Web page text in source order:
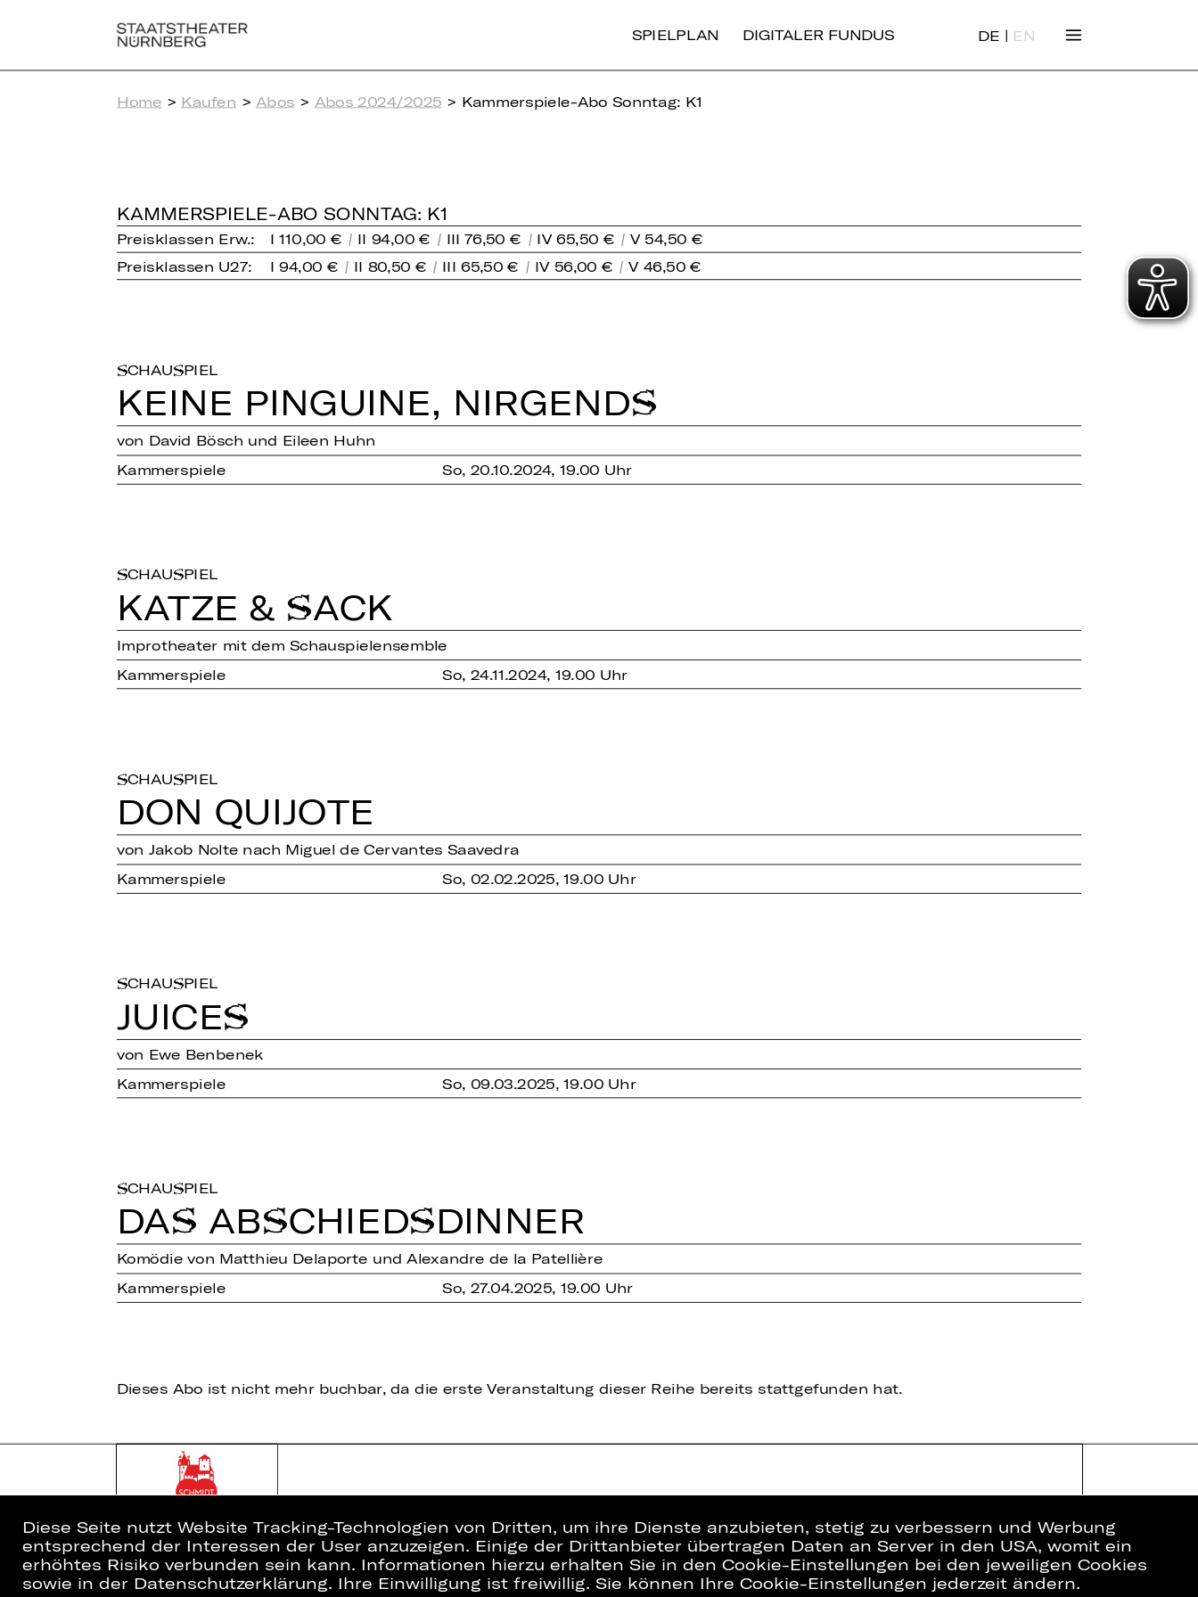
SPIELPLAN DIGITALER FUNDUS DE | EN
Home > Kaufen > Abos > Abos 2024/2025 > Kammerspiele-Abo Sonntag: K1
KAMMERSPIELE-ABO SONNTAG: K1
Preisklassen Erw.: I 110,00 € II 94,00 € III 76,50 € IV 65,50 € V 54,50 €
Preisklassen U27: I 94,00 € II 80,50 € III 65,50 € IV 56,00 € V 46,50 €
SCHAUSPIEL
KEINE PIN­GUI­NE, NIR­GENDS
von David Bösch und Eileen Huhn
Kammerspiele
So, 20.10.2024, 19.00 Uhr
SCHAUSPIEL
KATZE & SACK
Improtheater mit dem Schauspielensemble
Kammerspiele
So, 24.11.2024, 19.00 Uhr
SCHAUSPIEL
DON QUI­JO­TE
von Jakob Nolte nach Miguel de Cervantes Saavedra
Kammerspiele
So, 02.02.2025, 19.00 Uhr
SCHAUSPIEL
JUICES
von Ewe Benbenek
Kammerspiele
So, 09.03.2025, 19.00 Uhr
SCHAUSPIEL
DAS AB­SCHIEDS­DINNER
Komödie von Matthieu Delaporte und Alexandre de la Patellière
Kammerspiele
So, 27.04.2025, 19.00 Uhr
Dieses Abo ist nicht mehr buchbar, da die erste Veranstaltung dieser Reihe bereits stattgefunden hat.
Diese Seite nutzt Website Tracking-Technologien von Dritten, um ihre Dienste anzubieten, stetig zu verbessern und Werbung
entsprechend der Interessen der User anzuzeigen. Einige der Drittanbieter übertragen Daten an Server in den USA, womit ein
erhöhtes Risiko verbunden sein kann. Informationen hierzu erhalten Sie in den Cookie-Einstellungen bei den jeweiligen Cookies
sowie in der Datenschutzerklärung. Ihre Einwilligung ist freiwillig. Sie können Ihre Cookie-Einstellungen jederzeit ändern.